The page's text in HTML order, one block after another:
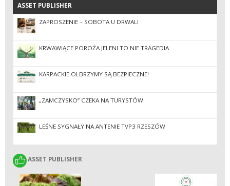
ASSET PUBLISHER
ASSET PUBLISHER
ZAPROSZENIE – SOBOTA U DRWALI
KRWAWIĄCE POROŻA JELENI TO NIE TRAGEDIA
KARPACKIE OLBRZYMY SĄ BEZPIECZNE!
„ZAMCZYSKO” CZEKA NA TURYSTÓW
LEŚNE SYGNAŁY NA ANTENIE TVP3 RZESZÓW
ASSET PUBLISHER
ASSET PUBLISHER